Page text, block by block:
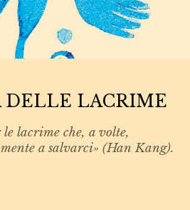
DELLE LACRIME
lacrime che, a volte,
a salvarci» (Han Kang).